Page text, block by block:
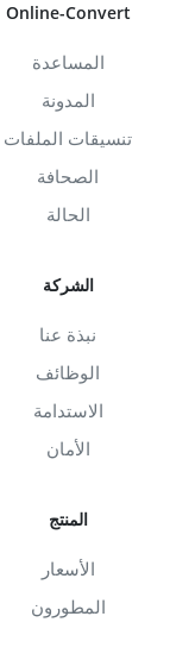
Online-Convert
المساعدة
المدونة
تنسيقات الملفات
الصحافة
الحالة
الشركة
نبذة عنا
الوظائف
الاستدامة
الأمان
المنتج
الأسعار
المطورون